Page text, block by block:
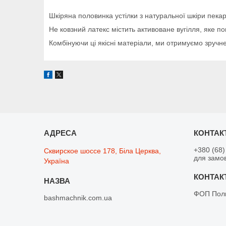
Шкіряна половинка устілки з натуральної шкіри
Не ковзний латекс містить активоване вугілля, яке
Комбінуючи ці якісні матеріали, ми отримуємо
Сквирское шоссе 178, Біла Церква,
Україна
bashmachnik.com.ua
+380
для
ФОП